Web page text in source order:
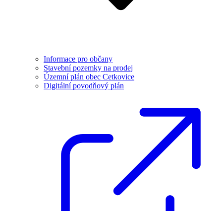
Informace pro občany
Stavební pozemky na prodej
Územní plán obec Cetkovice
Digitální povodňový plán